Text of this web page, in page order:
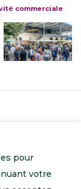
commerciale
pour
votre